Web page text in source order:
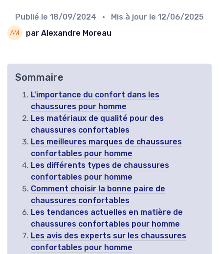
Publié le 18/09/2024 • Mis à jour le 12/06/2025
par Alexandre Moreau
Sommaire
L'importance du confort dans les
chaussures pour homme
Les matériaux de qualité pour des
chaussures confortables
Les meilleures marques de chaussures
confortables pour homme
Les différents types de chaussures
confortables pour homme
Comment choisir la bonne paire de
chaussures confortables
Les tendances actuelles en matière de
chaussures confortables pour homme
Les avis des experts sur les chaussures
confortables pour homme